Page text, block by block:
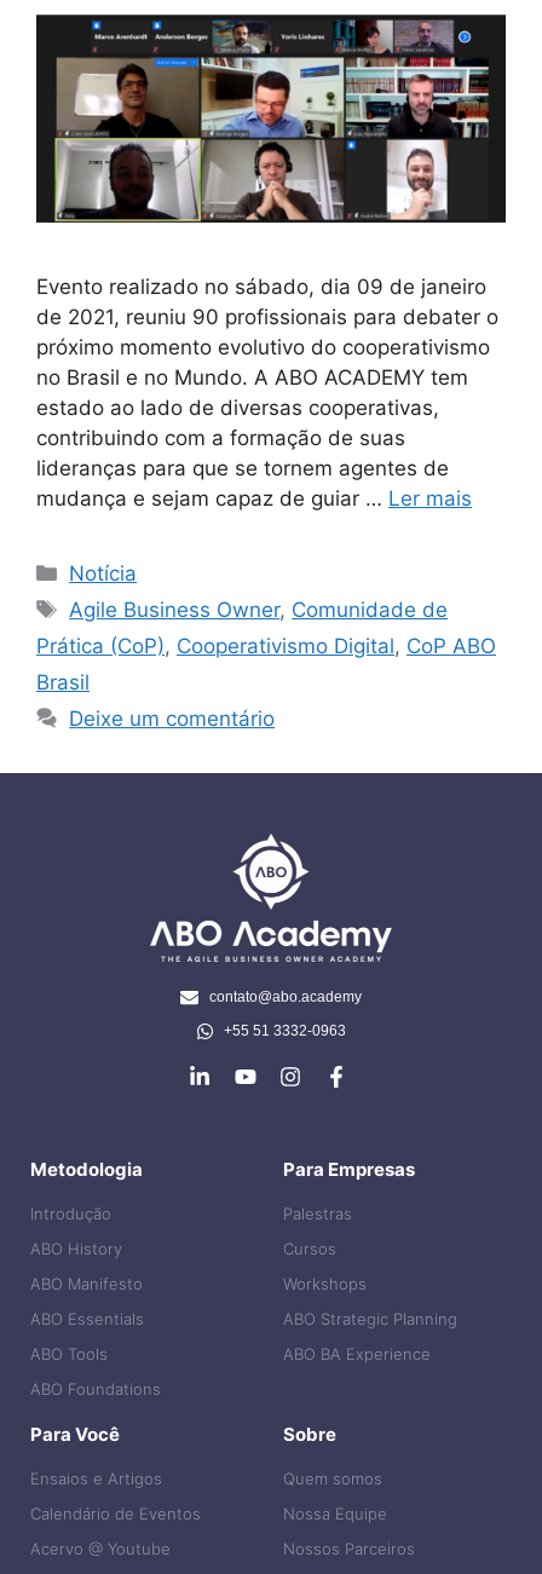
Evento realizado no sábado, dia 09 de janeiro
de 2021, reuniu 90 profissionais para debater o
próximo momento evolutivo do cooperativismo
no Brasil e no Mundo. A ABO ACADEMY tem
estado ao lado de diversas cooperativas,
contribuindo com a formação de suas
lideranças para que se tornem agentes de
mudança e sejam capaz de guiar … Ler mais
Notícia
Agile Business Owner, Comunidade de
Prática (CoP), Cooperativismo Digital, CoP ABO
Brasil
Deixe um comentário
contato@abo.academy
+55 51 3332-0963
Metodologia
Introdução
ABO History
ABO Manifesto
ABO Essentials
ABO Tools
ABO Foundations
Para Empresas
Palestras
Cursos
Workshops
ABO Strategic Planning
ABO BA Experience
Para Você
Ensaios e Artigos
Calendário de Eventos
Acervo @ Youtube
Sobre
Quem somos
Nossa Equipe
Nossos Parceiros